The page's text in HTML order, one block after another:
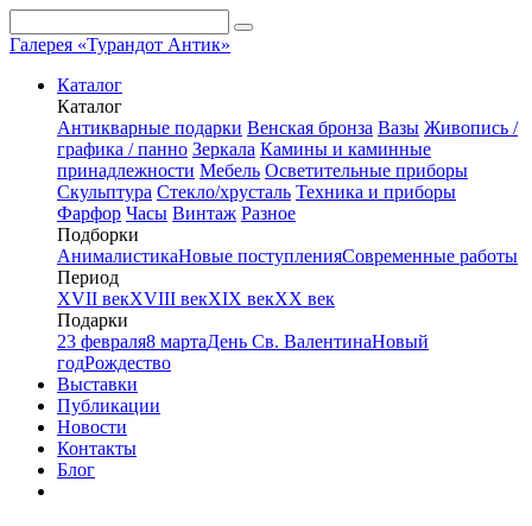
Галерея «Турандот Антик»
Каталог
Каталог
Антикварные подарки Венская бронза Вазы Живопись /
графика / панно Зеркала Камины и каминные
принадлежности Мебель Осветительные приборы
Скульптура Стекло/хрусталь Техника и приборы
Фарфор Часы Винтаж Разное
Подборки
АнималистикаНовые поступленияСовременные работы
Период
XVII векXVIII векXIX векXX век
Подарки
23 февраля8 мартаДень Св. ВалентинаНовый
годРождество
Выставки
Публикации
Новости
Контакты
Блог